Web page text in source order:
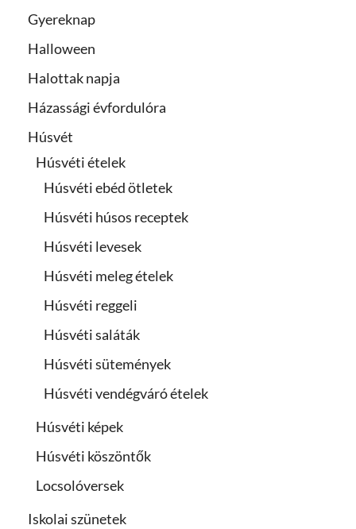
Gyereknap
Halloween
Halottak napja
Házassági évfordulóra
Húsvét
Húsvéti ételek
Húsvéti ebéd ötletek
Húsvéti húsos receptek
Húsvéti levesek
Húsvéti meleg ételek
Húsvéti reggeli
Húsvéti saláták
Húsvéti sütemények
Húsvéti vendégváró ételek
Húsvéti képek
Húsvéti köszöntők
Locsolóversek
Iskolai szünetek